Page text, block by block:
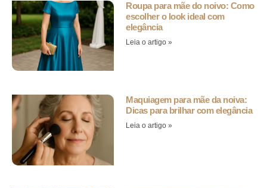
Roupa para mãe do noivo: Como
escolher o look ideal com
elegância
Leia o artigo »
Maquiagem para mãe da noiva:
Dicas para brilhar com elegância
Leia o artigo »